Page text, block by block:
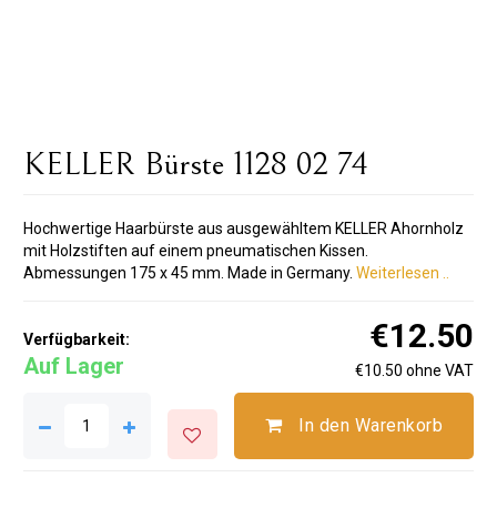
KELLER Bürste 1128 02 74
Hochwertige Haarbürste aus ausgewähltem KELLER Ahornholz
mit Holzstiften auf einem pneumatischen Kissen.
Abmessungen 175 x 45 mm. Made in Germany. Weiterlesen ..
Verfügbarkeit:
Auf Lager
€12.50
€10.50 ohne VAT
In den Warenkorb